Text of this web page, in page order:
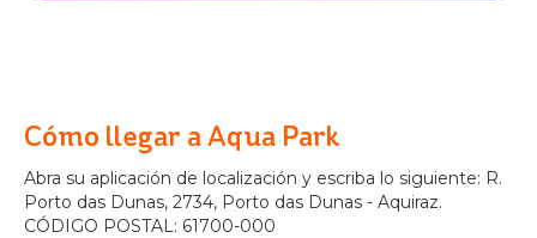
Cómo llegar a Aqua Park
Abra su aplicación de localización y escriba lo siguiente: R.
Porto das Dunas, 2734, Porto das Dunas - Aquiraz.
CÓDIGO POSTAL: 61700-000